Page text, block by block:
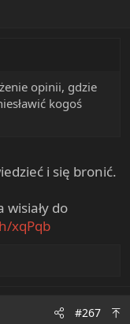
opinii, gdzie
kogoś
i się bronić.
do
xqPqb
#267